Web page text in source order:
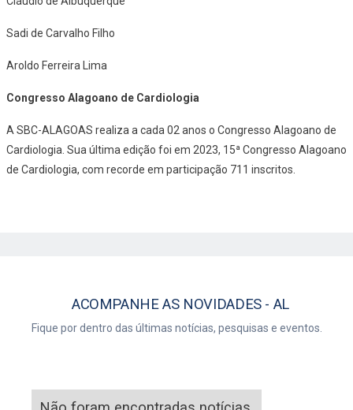
Sadi de Carvalho Filho
Aroldo Ferreira Lima
Congresso Alagoano de Cardiologia
A SBC-ALAGOAS realiza a cada 02 anos o Congresso Alagoano de
Cardiologia. Sua última edição foi em 2023, 15ª Congresso Alagoano
de Cardiologia, com recorde em participação 711 inscritos.
AL
Fique por dentro das últimas notícias, pesquisas e eventos.